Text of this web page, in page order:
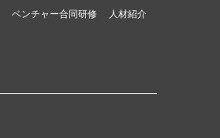
ベンチャー合同研修
人材紹介